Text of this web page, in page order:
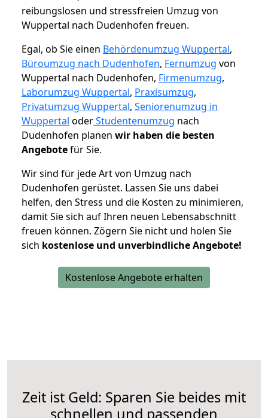
reibungslosen und stressfreien Umzug von
Wuppertal nach Dudenhofen freuen.
Egal, ob Sie einen Behördenumzug Wuppertal,
Büroumzug nach Dudenhofen, Fernumzug von
Wuppertal nach Dudenhofen, Firmenumzug,
Laborumzug Wuppertal, Praxisumzug,
Privatumzug Wuppertal, Seniorenumzug in
Wuppertal oderStudentenumzug nach
Dudenhofen planen wir haben die besten
Angebotefür Sie.
Wir sind für jede Art von Umzug nach
Dudenhofen gerüstet. Lassen Sie uns dabei
helfen, den Stress und die Kosten zu minimieren,
damit Sie sich auf Ihren neuen Lebensabschnitt
freuen können. Zögern Sie nicht und holen Sie
sich kostenlose und unverbindliche Angebote!
Kostenlose Angebote erhalten
Zeit ist Geld: Sparen Sie beides mit
schnellen und passenden